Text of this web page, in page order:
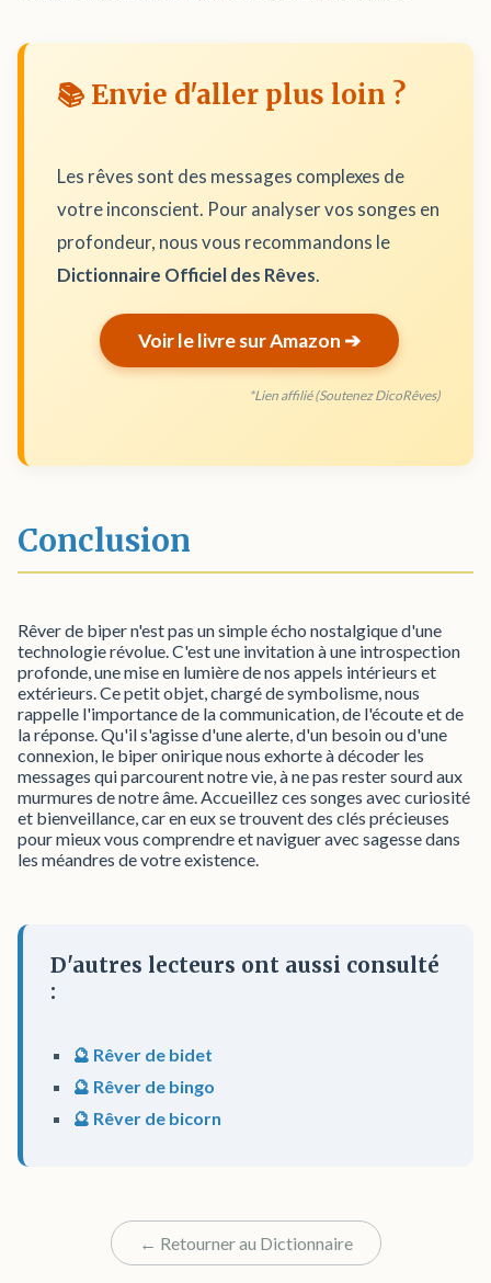
📚 Envie d'aller plus loin ?
Les rêves sont des messages complexes de
votre inconscient. Pour analyser vos songes en
profondeur, nous vous recommandons le
Dictionnaire Officiel des Rêves.
Voir le livre sur Amazon ➔
*Lien affilié (Soutenez DicoRêves)
Conclusion
Rêver de biper n'est pas un simple écho nostalgique d'une
technologie révolue. C'est une invitation à une introspection
profonde, une mise en lumière de nos appels intérieurs et
extérieurs. Ce petit objet, chargé de symbolisme, nous
rappelle l'importance de la communication, de l'écoute et de
la réponse. Qu'il s'agisse d'une alerte, d'un besoin ou d'une
connexion, le biper onirique nous exhorte à décoder les
messages qui parcourent notre vie, à ne pas rester sourd aux
murmures de notre âme. Accueillez ces songes avec curiosité
et bienveillance, car en eux se trouvent des clés précieuses
pour mieux vous comprendre et naviguer avec sagesse dans
les méandres de votre existence.
D'autres lecteurs ont aussi consulté
:
🔮 Rêver de bidet
🔮 Rêver de bingo
🔮 Rêver de bicorn
← Retourner au Dictionnaire